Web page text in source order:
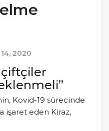
14, 2020
çiftçiler
Kovid-19 sürecinde
işaret eden Kiraz,